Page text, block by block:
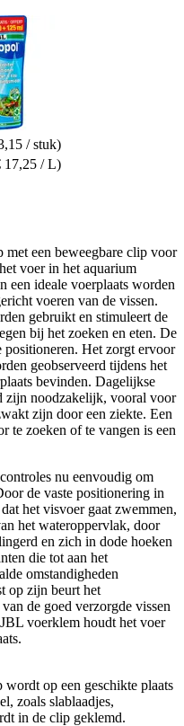
/ stuk)
17,25 / L)
een beweegbare clip voor
voer in het aquarium
een ideale voerplaats worden
voeren van de vissen.
gebruikt en stimuleert de
bij het zoeken en eten. De
Het zorgt ervoor
geobserveerd tijdens het
bevinden. Dagelijkse
zijn noodzakelijk, vooral voor
zijn door een ziekte. Een
te zoeken of te vangen is een
nu eenvoudig om
de vaste positionering in
het visvoer gaat zwemmen,
het wateroppervlak, door
en zich in dode hoeken
die tot aan het
omstandigheden
op zijn beurt het
de goed verzorgde vissen
voerklem houdt het voer
op een geschikte plaats
zoals slablaadjes,
in de clip geklemd.